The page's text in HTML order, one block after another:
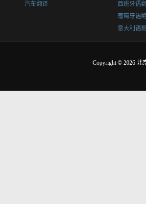
汽车翻译
西班牙语
葡萄牙语
意大利语
Copyright © 2026 北